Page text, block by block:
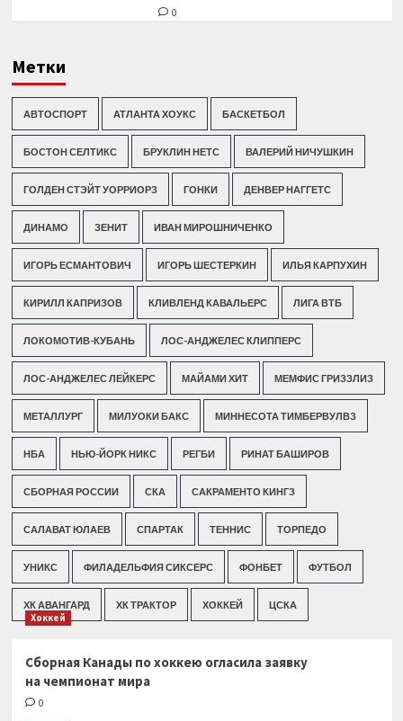
0
Метки
АВТОСПОРТ АТЛАНТА ХОУКС БАСКЕТБОЛ
БОСТОН СЕЛТИКС БРУКЛИН НЕТС ВАЛЕРИЙ НИЧУШКИН
ГОЛДЕН СТЭЙТ УОРРИОРЗ ГОНКИ ДЕНВЕР НАГГЕТС
ДИНАМО ЗЕНИТ ИВАН МИРОШНИЧЕНКО
ИГОРЬ ЕСМАНТОВИЧ ИГОРЬ ШЕСТЕРКИН ИЛЬЯ КАРПУХИН
КИРИЛЛ КАПРИЗОВ КЛИВЛЕНД КАВАЛЬЕРС ЛИГА ВТБ
ЛОКОМОТИВ-КУБАНЬ ЛОС-АНДЖЕЛЕС КЛИППЕРС
ЛОС-АНДЖЕЛЕС ЛЕЙКЕРС МАЙАМИ ХИТ МЕМФИС ГРИЗЗЛИЗ
МЕТАЛЛУРГ МИЛУОКИ БАКС МИННЕСОТА ТИМБЕРВУЛВЗ
НБА НЬЮ-ЙОРК НИКС РЕГБИ РИНАТ БАШИРОВ
СБОРНАЯ РОССИИ СКА САКРАМЕНТО КИНГЗ
САЛАВАТ ЮЛАЕВ СПАРТАК ТЕННИС ТОРПЕДО
УНИКС ФИЛАДЕЛЬФИЯ СИКСЕРС ФОНБЕТ ФУТБОЛ
ХК АВАНГАРД ХК ТРАКТОР ХОККЕЙ ЦСКА
Хоккей
Сборная Канады по хоккею огласила заявку
на чемпионат мира
0